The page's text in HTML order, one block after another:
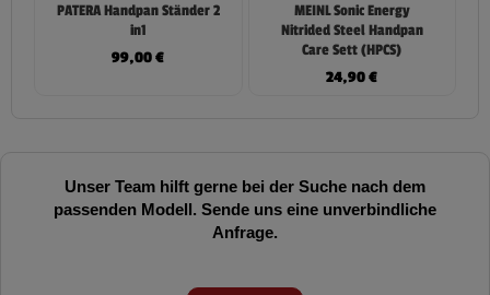
PATERA Handpan Ständer 2
in1
99,00€
MEINL Sonic Energy
Nitrided Steel Handpan
Care Sett (HPCS)
24,90€
Unser Team hilft gerne bei der Suche nach dem
passenden Modell. Sende uns eine unverbindliche
Anfrage.